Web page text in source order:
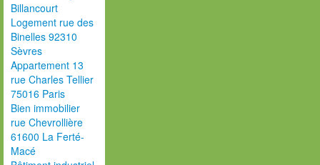
Billancourt
Logement rue des
Binelles 92310
Sèvres
Appartement 13
rue Charles Tellier
75016 Paris
Bien immobilier
rue Chevrollière
61600 La Ferté-
Macé